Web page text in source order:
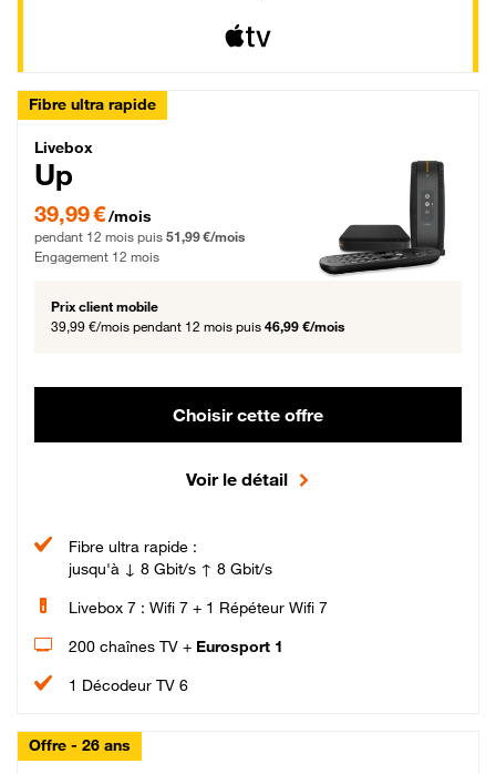
Fibre ultra rapide
Livebox Up Fibre
Livebox
Up
39,99 € par mois pendant 12 mois puis 51,99 € par mois, Engagement 12 mois
39,99 €/mois
pendant 12 mois puis 51,99 €/mois
Engagement 12 mois
Prix client mobile
39,99 €/mois pendant 12 mois puis 46,99 €/mois
Choisir cette offre
Voir le détail
Fibre ultra rapide :
jusqu'à ↓ 8 Gbit/s ↑ 8 Gbit/s
Livebox 7 : Wifi 7 + 1 Répéteur Wifi 7
200 chaînes TV + Eurosport 1
1 Décodeur TV 6
Offre - 26 ans